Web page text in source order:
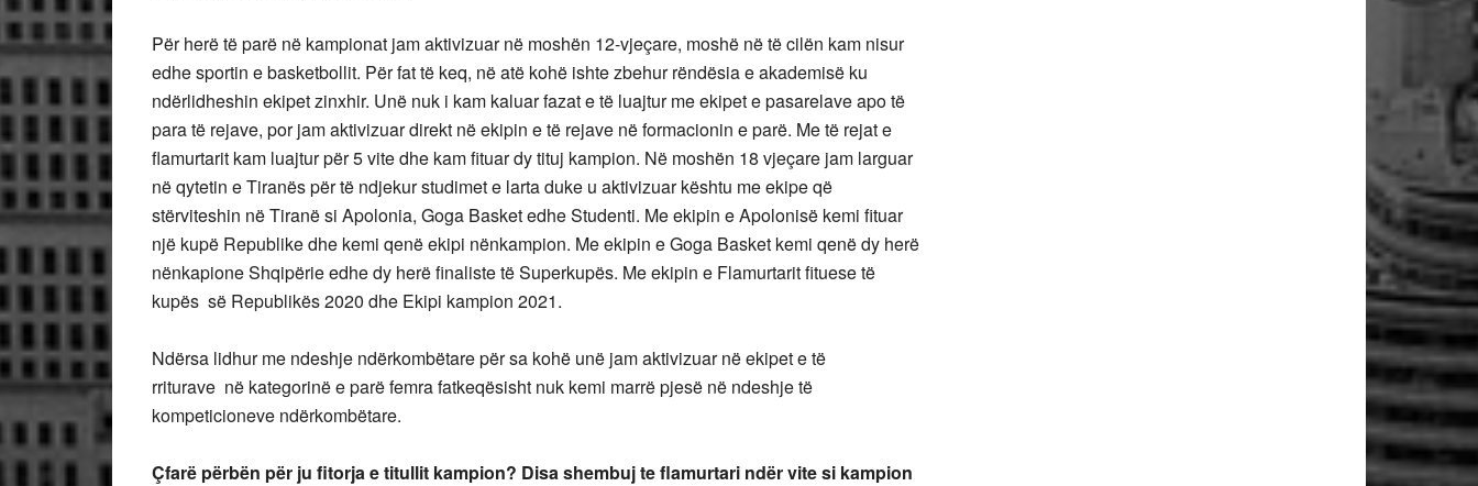
Për herë të parë në kampionat jam aktivizuar në moshën 12-vjeçare, moshë në të cilën kam nisur
edhe sportin e basketbollit. Për fat të keq, në atë kohë ishte zbehur rëndësia e akademisë ku
ndërlidheshin ekipet zinxhir. Unë nuk i kam kaluar fazat e të luajtur me ekipet e pasarelave apo të
para të rejave, por jam aktivizuar direkt në ekipin e të rejave në formacionin e parë. Me të rejat e
flamurtarit kam luajtur për 5 vite dhe kam fituar dy tituj kampion. Në moshën 18 vjeçare jam larguar
në qytetin e Tiranës për të ndjekur studimet e larta duke u aktivizuar kështu me ekipe që
stërviteshin në Tiranë si Apolonia, Goga Basket edhe Studenti. Me ekipin e Apolonisë kemi fituar
një kupë Republike dhe kemi qenë ekipi nënkampion. Me ekipin e Goga Basket kemi qenë dy herë
nënkapione Shqipërie edhe dy herë finaliste të Superkupës. Me ekipin e Flamurtarit fituese të
kupës së Republikës 2020 dhe Ekipi kampion 2021.
Ndërsa lidhur me ndeshje ndërkombëtare për sa kohë unë jam aktivizuar në ekipet e të
rriturave në kategorinë e parë femra fatkeqësisht nuk kemi marrë pjesë në ndeshje të
kompeticioneve ndërkombëtare.
Çfarë përbën për ju fitorja e titullit kampion? Disa shembuj te flamurtari ndër vite si kampion